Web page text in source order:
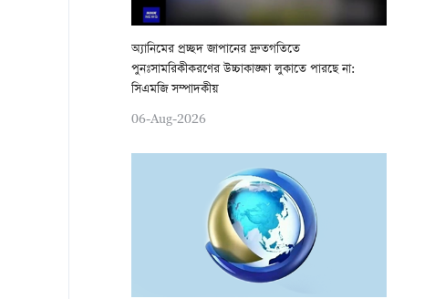
অ্যানিমের প্রচ্ছদ জাপানের দ্রুতগতিতে
পুনঃসামরিকীকরণের উচ্চাকাঙ্ক্ষা লুকাতে পারছে না:
সিএমজি সম্পাদকীয়
06-Aug-2026